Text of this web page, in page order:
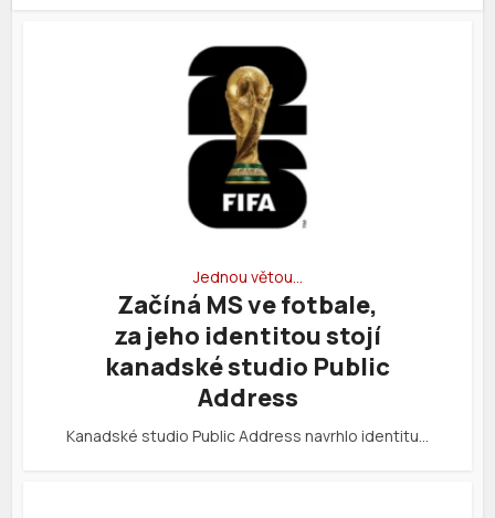
Jednou větou…
Začíná MS ve fotbale,
za jeho identitou stojí
kanadské studio Public
Address
Kanadské studio Public Address navrhlo identitu…